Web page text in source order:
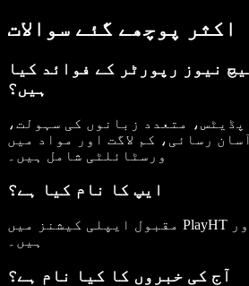
اکثر پوچھے گئے سوالات
نیوز رپورٹر کے فوائد کیا
ہیں؟
متعدد زبانوں کی سہولت،
رسائی، کم لاگت اور مواد میں
ورسٹائلٹی شامل ہیں۔
ایپ کا نام کیا ہے؟
مقبول ایپلی کیشنز میں PlayHT اور TopMediai شامل
ہیں۔
آج کی خبروں کا کیا نام ہے؟